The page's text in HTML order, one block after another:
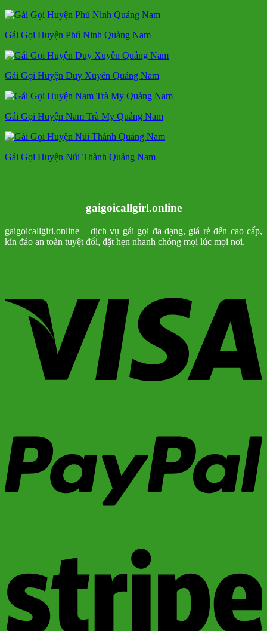
Gái Gọi Huyện Phú Ninh Quảng Nam
Gái Gọi Huyện Duy Xuyên Quảng Nam
Gái Gọi Huyện Nam Trà My Quảng Nam
Gái Gọi Huyện Núi Thành Quảng Nam
gaigoicallgirl.online
gaigoicallgirl.online – dịch vụ gái gọi đa dạng, giá rẻ đến cao cấp,
kín đáo an toàn tuyệt đối, đặt hẹn nhanh chóng mọi lúc mọi nơi.